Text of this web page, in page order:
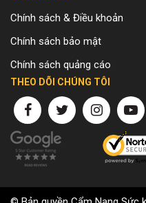
Chính sách & Điều khoản
Chính sách bảo mật
Chính sách quảng cáo
THEO DÕI CHÚNG TÔI